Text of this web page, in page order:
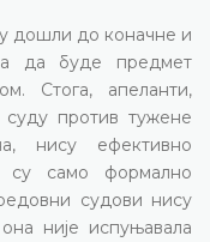
дошли до коначне и
да буде предмет
Стога, апеланти,
против тужене
нису ефективно
су само формално
судови нису
није испуњавала